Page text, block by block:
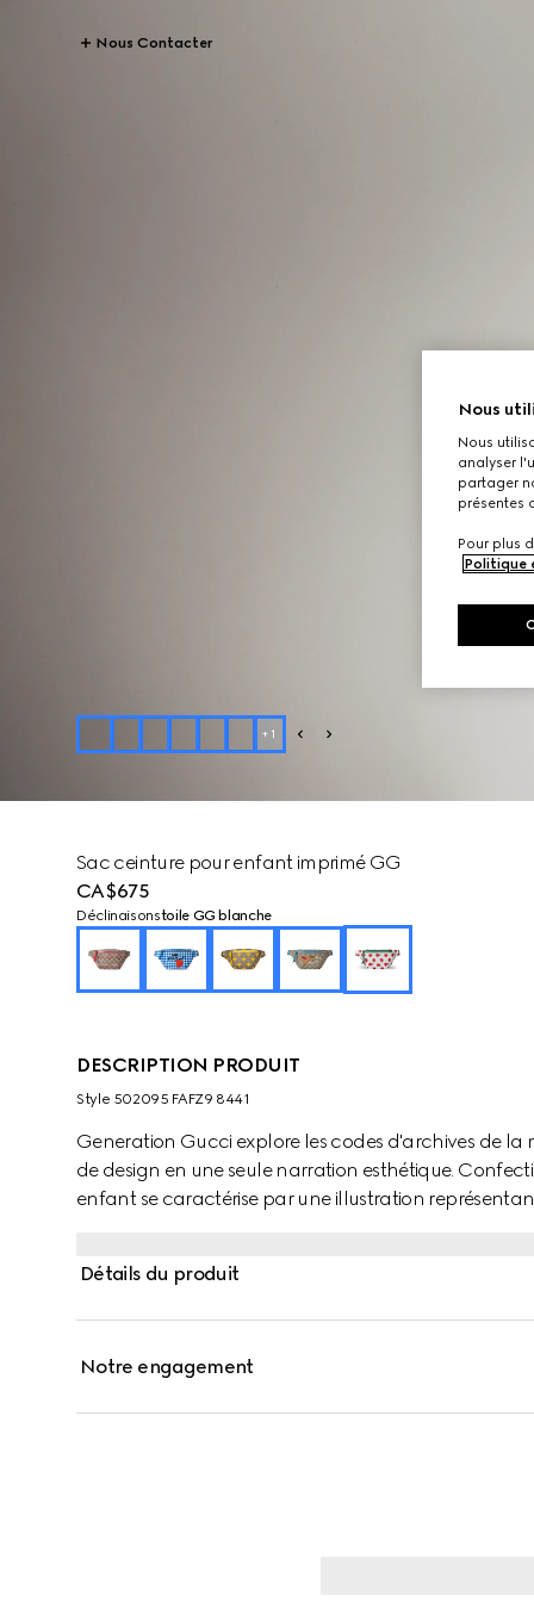
Nous Contacter
+ 1
Sac ceinture pour enfant imprimé GG
CA$675
Déclinaisonstoile GG blanche
DESCRIPTION PRODUIT
Style ‎502095 FAFZ9 8441
Generation Gucci explore les codes d'archives de
de design en une seule narration esthétique.
enfant se caractérise par une illustration
Détails du produit
Notre engagement
Nous
Nous
analyser
partager
présentes
Pour plus
Politique